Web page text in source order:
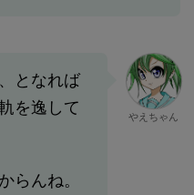
となれば
を逸して
らんね。
やえちゃん